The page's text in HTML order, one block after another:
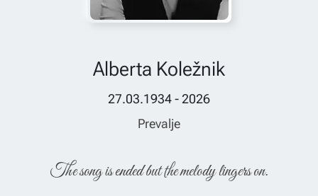
Alberta Koležnik
27.03.1934 - 2026
Prevalje
The song is ended but the melody lingers on.